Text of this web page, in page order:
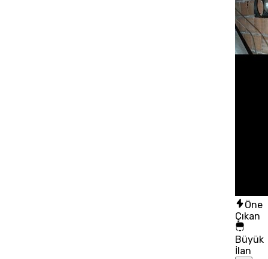
Öne
Çıkan
Büyük
İlan